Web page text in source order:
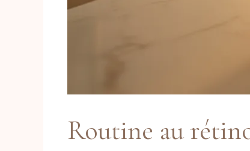
Routine au